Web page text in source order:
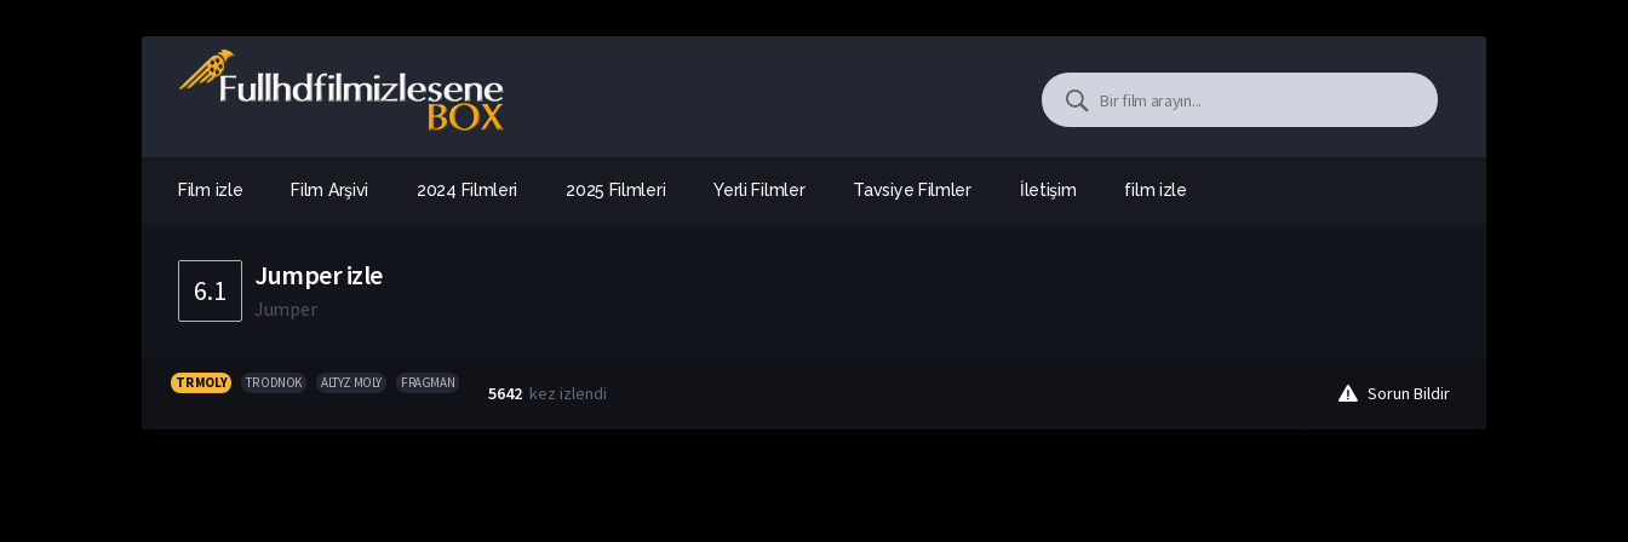
Film izle Film Arşivi 2024 Filmleri 2025 Filmleri Yerli Filmler Tavsiye Filmler İletişim film izle
6.1 Jumper izle
Jumper
TR MOLY TR ODNOK ALTYZ MOLY FRAGMAN 5642 kez izlendi Sorun Bildir